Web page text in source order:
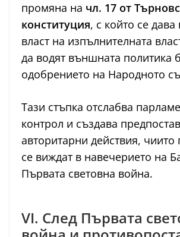
промяна на чл. 17 от
конституция, с който се
власт на изпълнителната
да водят външната политика
одобрението на Народното
Тази стъпка отслабва
контрол и създава
авторитарни действия, чиито
се виждат в навечерието на
Първата световна война.
VI. След Първата